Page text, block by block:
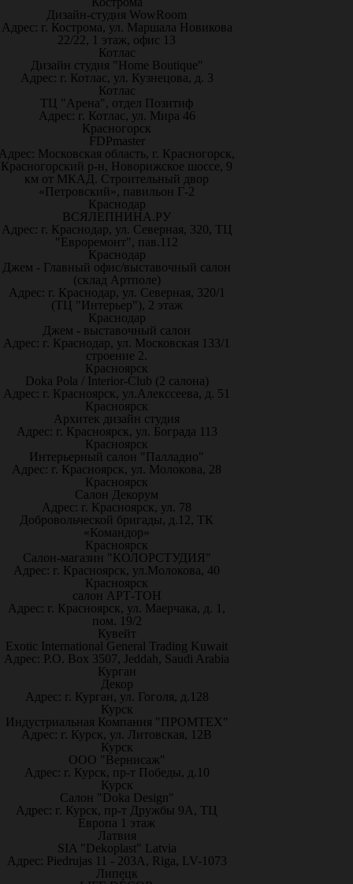
Дизайн-студия WowRoom
Адрес: г. Кострома, ул. Маршала Новикова
22/22, 1 этаж, офис 13
Котлас
Дизайн студия "Home Boutique"
Адрес: г. Котлас, ул. Кузнецова, д. 3
Котлас
ТЦ "Арена", отдел Позитиф
Адрес: г. Котлас, ул. Мира 46
Красногорск
FDPmaster
Московская область, г. Красногорск,
Красногорский р-н, Новорижское шоссе, 9
км от МКАД. Строительный двор
«Петровский», павильон Г-2
Краснодар
ВСЯЛЕПНИНА.РУ
Адрес: г. Краснодар, ул. Северная, 320, ТЦ
"Евроремонт", пав.112
Краснодар
Джем - Главный офис/выставочный салон
(склад Артполе)
Адрес: г. Краснодар, ул. Северная, 320/1
(ТЦ "Интерьер"), 2 этаж
Краснодар
Джем - выставочный салон
Адрес: г. Краснодар, ул. Московская 133/1
строение 2.
Красноярск
Doka Pola / Interior-Club (2 салона)
Адрес: г. Красноярск, ул.Алекссеева, д. 51
Красноярск
Архитек дизайн студия
Адрес: г. Красноярск, ул. Бограда 113
Красноярск
Интерьерный салон "Палладио"
Адрес: г. Красноярск, ул. Молокова, 28
Красноярск
Салон Декорум
Адрес: г. Красноярск, ул. 78
Добровольческой бригады, д.12, ТК
«Командор»
Красноярск
Салон-магазин "КОЛОРСТУДИЯ"
Адрес: г. Красноярск, ул.Молокова, 40
Красноярск
салон АРТ-ТОН
Адрес: г. Красноярск, ул. Маерчака, д. 1,
пом. 19/2
Кувейт
Exotic International General Trading Kuwait
Адрес: P.O. Box 3507, Jeddah, Saudi Arabia
Курган
Декор
Адрес: г. Курган, ул. Гоголя, д.128
Курск
Индустриальная Компания "ПРОМТЕХ"
Адрес: г. Курск, ул. Литовская, 12В
Курск
ООО "Вернисаж"
Адрес: г. Курск, пр-т Победы, д.10
Курск
Салон "Doka Design"
Адрес: г. Курск, пр-т Дружбы 9А, ТЦ
Европа 1 этаж
Латвия
SIA "Dekoplast" Latvia
Адрес: Piedrujas 11 - 203A, Riga, LV-1073
Липецк